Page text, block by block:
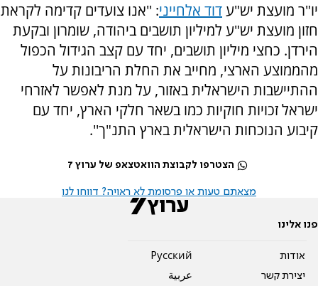
יו"ר מועצת יש"עדוד אלחייני: ''אנו צועדים קדימה לקראת
חזון מועצת יש"ע למיליון תושבים ביהודה, שומרון ובקעת
הירדן. כחצי מיליון תושבים, יחד עם קצב הגידול הכפול
מהממוצע הארצי, מחייב את החלת הריבונות על
ההתיישבות הישראלית באזור, על מנת לאפשר לאזרחי
ישראל זכויות חוקיות כמו בשאר חלקי הארץ, יחד עם
קיבוע הנוכחות הישראלית בארץ התנ"ך''.
הצטרפו לקבוצת הוואטצאפ של ערוץ 7
מצאתם טעות או פרסומת לא ראויה? דווחו לנו
פנו אלינו
אודות
יצירת קשר
Pусский
عربية